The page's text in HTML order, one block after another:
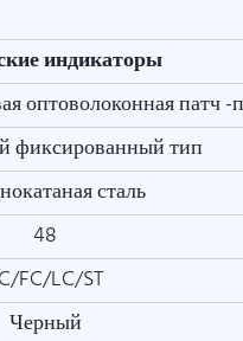
индикаторы
оптоволоконная патч -
фиксированный тип
сталь
48
FC/LC/ST
Черный